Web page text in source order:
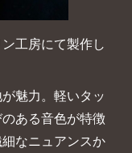
工房にて製作し
魅力。軽いタッ
ある音色が特徴
なニュアンスか